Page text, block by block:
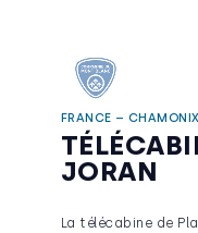
FRANCE –
JORAN
La télécabine de